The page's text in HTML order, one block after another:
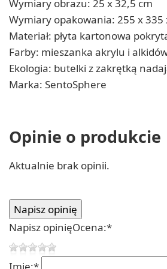
Wymiary obrazu: 25 x 32,5 cm
Wymiary opakowania: 255 x 335
Materiał: płyta kartonowa
Farby: mieszanka akrylu i
Ekologia: butelki z zakrętką
Marka: SentoSphere
Opinie o produkcie
Aktualnie brak opinii.
Napisz opinięOcena:*
Imię:*